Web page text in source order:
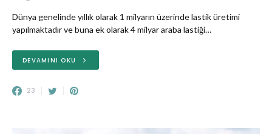
Dünya genelinde yıllık olarak 1 milyarın üzerinde lastik üretimi
yapılmaktadır ve buna ek olarak 4 milyar araba lastiği…
DEVAMINI OKU
23